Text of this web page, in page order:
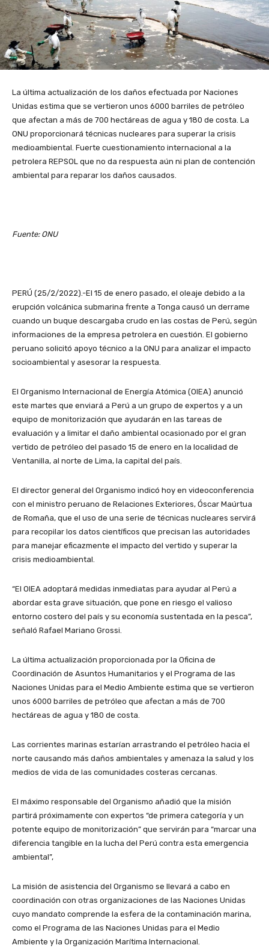
La última actualización de los daños efectuada por Naciones
Unidas estima que se vertieron unos 6000 barriles de petróleo
que afectan a más de 700 hectáreas de agua y 180 de costa. La
ONU proporcionará técnicas nucleares para superar la crisis
medioambiental. Fuerte cuestionamiento internacional a la
petrolera REPSOL que no da respuesta aún ni plan de contención
ambiental para reparar los daños causados.
Fuente: ONU
PERÚ (25/2/2022).-El 15 de enero pasado, el oleaje debido a la
erupción volcánica submarina frente a Tonga causó un derrame
cuando un buque descargaba crudo en las costas de Perú, según
informaciones de la empresa petrolera en cuestión. El gobierno
peruano solicitó apoyo técnico a la ONU para analizar el impacto
socioambiental y asesorar la respuesta.
El Organismo Internacional de Energía Atómica (OIEA) anunció
este martes que enviará a Perú a un grupo de expertos y a un
equipo de monitorización que ayudarán en las tareas de
evaluación y a limitar el daño ambiental ocasionado por el gran
vertido de petróleo del pasado 15 de enero en la localidad de
Ventanilla, al norte de Lima, la capital del país.
El director general del Organismo indicó hoy en videoconferencia
con el ministro peruano de Relaciones Exteriores, Óscar Maúrtua
de Romaña, que el uso de una serie de técnicas nucleares servirá
para recopilar los datos científicos que precisan las autoridades
para manejar eficazmente el impacto del vertido y superar la
crisis medioambiental.
“El OIEA adoptará medidas inmediatas para ayudar al Perú a
abordar esta grave situación, que pone en riesgo el valioso
entorno costero del país y su economía sustentada en la pesca”,
señaló Rafael Mariano Grossi.
La última actualización proporcionada por la Oficina de
Coordinación de Asuntos Humanitarios y el Programa de las
Naciones Unidas para el Medio Ambiente estima que se vertieron
unos 6000 barriles de petróleo que afectan a más de 700
hectáreas de agua y 180 de costa.
Las corrientes marinas estarían arrastrando el petróleo hacia el
norte causando más daños ambientales y amenaza la salud y los
medios de vida de las comunidades costeras cercanas.
El máximo responsable del Organismo añadió que la misión
partirá próximamente con expertos “de primera categoría y un
potente equipo de monitorización” que servirán para “marcar una
diferencia tangible en la lucha del Perú contra esta emergencia
ambiental”,
La misión de asistencia del Organismo se llevará a cabo en
coordinación con otras organizaciones de las Naciones Unidas
cuyo mandato comprende la esfera de la contaminación marina,
como el Programa de las Naciones Unidas para el Medio
Ambiente y la Organización Marítima Internacional.